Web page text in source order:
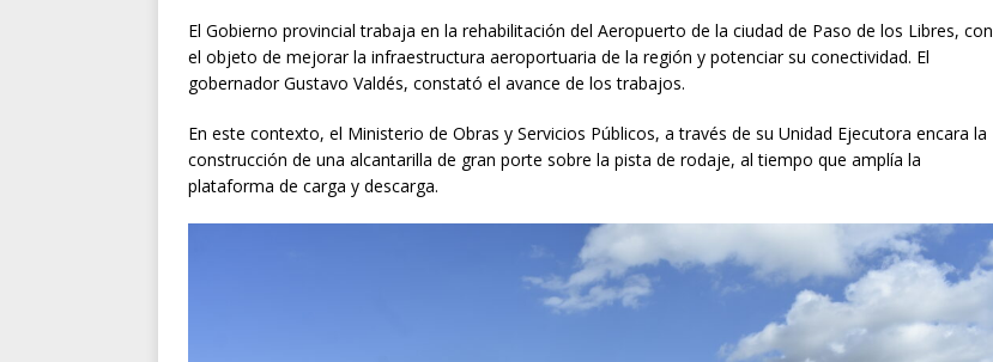
El Gobierno provincial trabaja en la rehabilitación del Aeropuerto de la ciudad de Paso de los Libres, con
el objeto de mejorar la infraestructura aeroportuaria de la región y potenciar su conectividad. El
gobernador Gustavo Valdés, constató el avance de los trabajos.
En este contexto, el Ministerio de Obras y Servicios Públicos, a través de su Unidad Ejecutora encara la
construcción de una alcantarilla de gran porte sobre la pista de rodaje, al tiempo que amplía la
plataforma de carga y descarga.